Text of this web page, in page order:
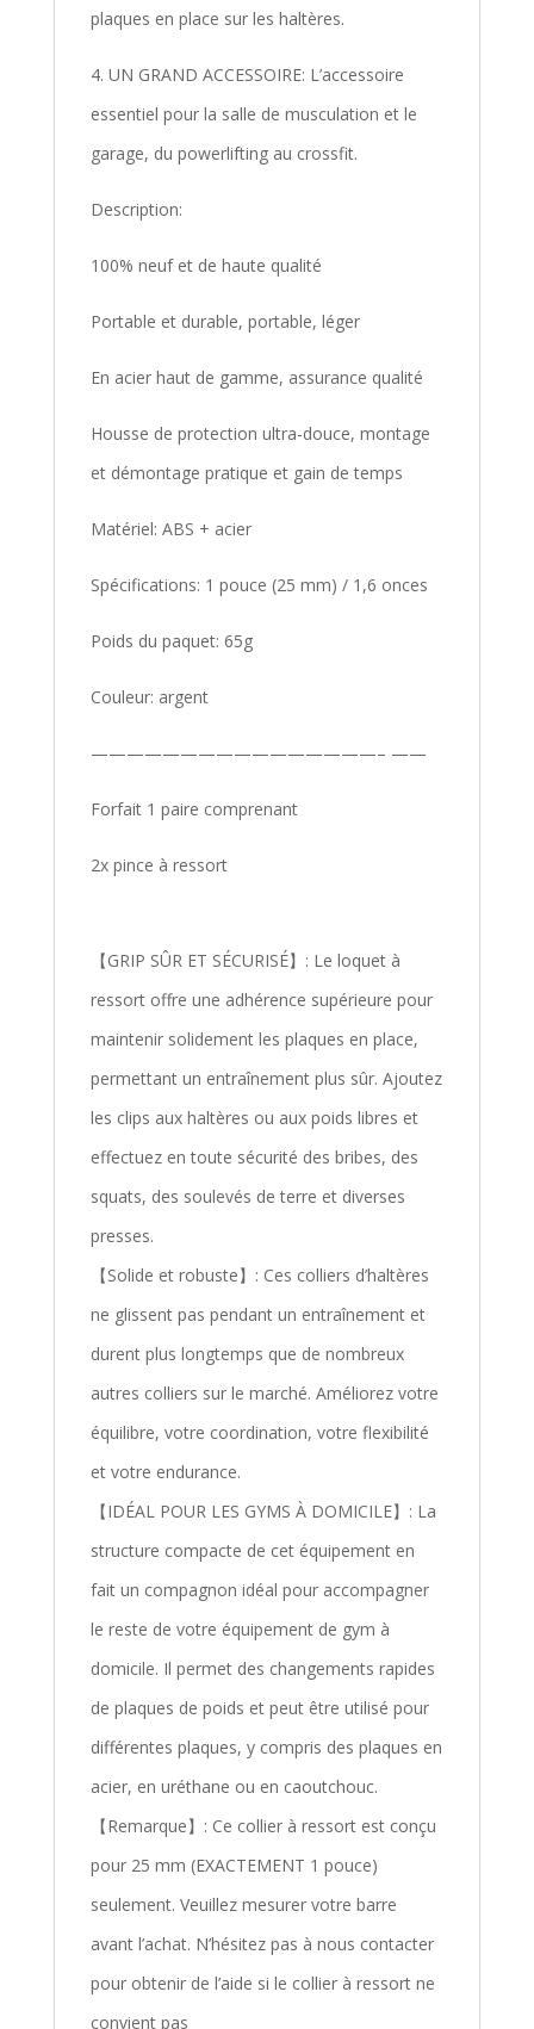
plaques en place sur les haltères.
4. UN GRAND ACCESSOIRE: L’accessoire
essentiel pour la salle de musculation et le
garage, du powerlifting au crossfit.
Description:
100% neuf et de haute qualité
Portable et durable, portable, léger
En acier haut de gamme, assurance qualité
Housse de protection ultra-douce, montage
et démontage pratique et gain de temps
Matériel: ABS + acier
Spécifications: 1 pouce (25 mm) / 1,6 onces
Poids du paquet: 65g
Couleur: argent
————————————————– ——
Forfait 1 paire comprenant
2x pince à ressort
【GRIP SÛR ET SÉCURISÉ】: Le loquet à
ressort offre une adhérence supérieure pour
maintenir solidement les plaques en place,
permettant un entraînement plus sûr. Ajoutez
les clips aux haltères ou aux poids libres et
effectuez en toute sécurité des bribes, des
squats, des soulevés de terre et diverses
presses.
【Solide et robuste】: Ces colliers d’haltères
ne glissent pas pendant un entraînement et
durent plus longtemps que de nombreux
autres colliers sur le marché. Améliorez votre
équilibre, votre coordination, votre flexibilité
et votre endurance.
【IDÉAL POUR LES GYMS À DOMICILE】: La
structure compacte de cet équipement en
fait un compagnon idéal pour accompagner
le reste de votre équipement de gym à
domicile. Il permet des changements rapides
de plaques de poids et peut être utilisé pour
différentes plaques, y compris des plaques en
acier, en uréthane ou en caoutchouc.
【Remarque】: Ce collier à ressort est conçu
pour 25 mm (EXACTEMENT 1 pouce)
seulement. Veuillez mesurer votre barre
avant l’achat. N’hésitez pas à nous contacter
pour obtenir de l’aide si le collier à ressort ne
convient pas